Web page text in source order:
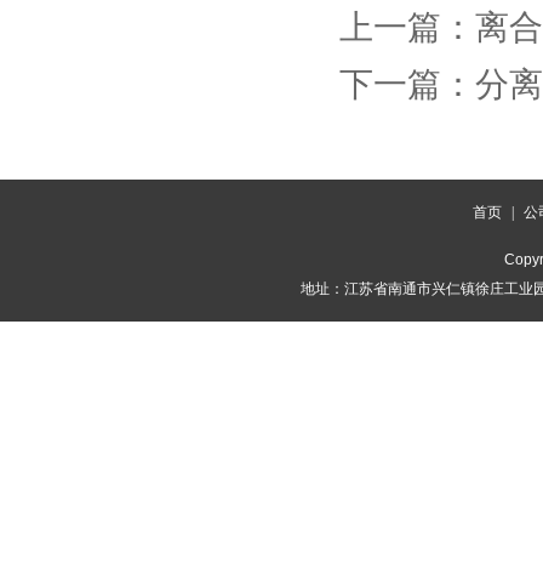
上一篇： 离
下一篇： 分
首页 公
地址：江苏省南通市兴仁镇徐庄工